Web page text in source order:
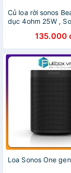
Củ loa rời sonos
dục 4ohm 25W ,
loa, siêu bass, siêu
PTD Sound
135.000
Loa Sonos One